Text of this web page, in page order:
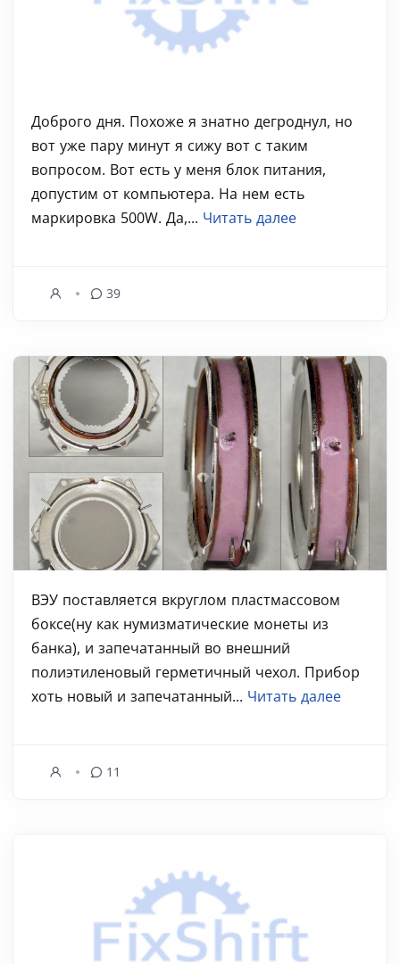
Доброго дня. Похоже я знатно дегроднул, но
вот уже пару минут я сижу вот с таким
вопросом. Вот есть у меня блок питания,
допустим от компьютера. На нем есть
маркировка 500W. Да,... Читать далее
39
ВЭУ поставляется вкруглом пластмассовом
боксе(ну как нумизматические монеты из
банка), и запечатанный во внешний
полиэтиленовый герметичный чехол. Прибор
хоть новый и запечатанный... Читать далее
11